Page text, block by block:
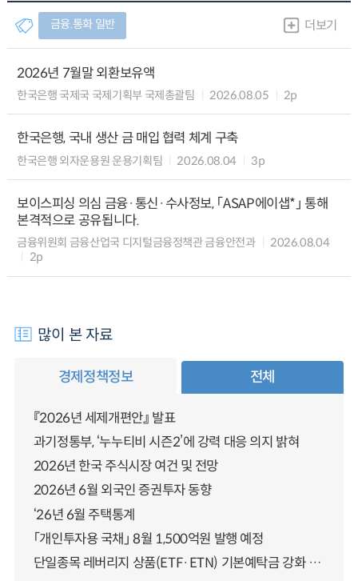
금융.통화 일반 더보기
2026년 7월말 외환보유액
한국은행 국제국 국제기획부 국제총괄팀 2026.08.05 2p
한국은행, 국내 생산 금 매입 협력 체계 구축
한국은행 외자운용원 운용기획팀 2026.08.04 3p
보이스피싱 의심 금융·통신·수사정보, 「ASAP에이샙*」 통해
본격적으로 공유됩니다.
금융위원회 금융산업국 디지털금융정책관 금융안전과
2026.08.04
2p
많이 본 자료
경제정책정보 전체
『2026년 세제개편안』 발표
과기정통부, ‘누누티비 시즌2’에 강력 대응 의지 밝혀
2026년 한국 주식시장 여건 및 전망
2026년 6월 외국인 증권투자 동향
‘26년 6월 주택통계
「개인투자용 국채」 8월 1,500억원 발행 예정
단일종목 레버리지 상품(ETF·ETN) 기본예탁금 강화 조기시행 방안 안내